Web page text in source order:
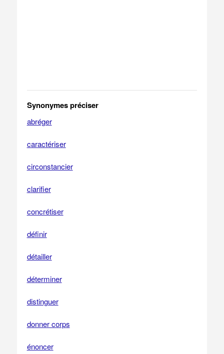
Synonymes préciser
abréger
caractériser
circonstancier
clarifier
concrétiser
définir
détailler
déterminer
distinguer
donner corps
énoncer